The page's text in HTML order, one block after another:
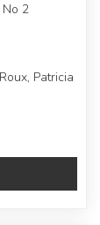
2
Patricia